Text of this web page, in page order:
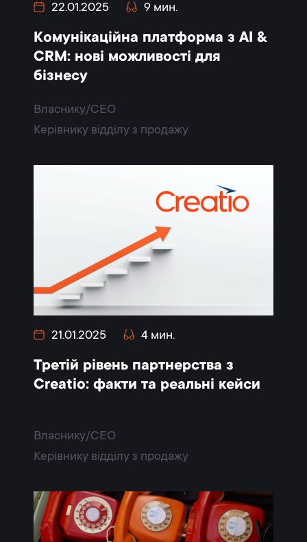
22.01.2025 9 мин.
Комунікаційна платформа з AI &
CRM: нові можливості для
бізнесу
Власнику/CEO
Керівнику відділу з продажу
21.01.2025 4 мин.
Третій рівень партнерства з
Creatio: факти та реальні кейси
Власнику/CEO
Керівнику відділу з продажу